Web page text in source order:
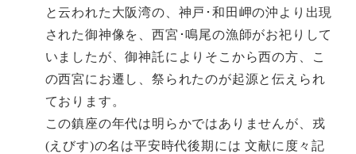
と云われた大阪湾の、神戸･和田岬の沖より出現
された御神像を、西宮･鳴尾の漁師がお祀りして
いましたが、御神託によりそこから西の方、こ
の西宮にお遷し、祭られたのが起源と伝えられ
ております。
この鎮座の年代は明らかではありませんが、戎
(えびす)の名は平安時代後期には 文献に度々記